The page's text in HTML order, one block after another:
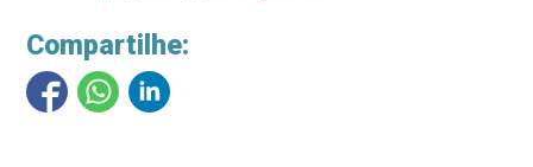
Compartilhe: